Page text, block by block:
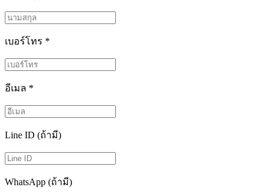
เบอร์โทร *
อีเมล *
Line ID (ถ้ามี)
WhatsApp (ถ้ามี)